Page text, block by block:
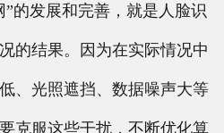
”的发展和完善，就是人脸识
的结果。因为在实际情况中
、光照遮挡、数据噪声大等
克服这些干扰，不断优化算